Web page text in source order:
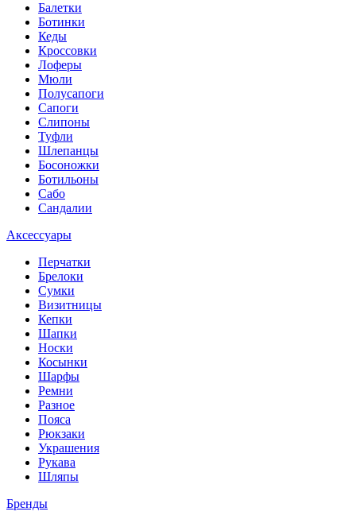
Балетки
Ботинки
Кеды
Кроссовки
Лоферы
Мюли
Полусапоги
Сапоги
Слипоны
Туфли
Шлепанцы
Босоножки
Ботильоны
Сабо
Сандалии
Аксессуары
Перчатки
Брелоки
Сумки
Визитницы
Кепки
Шапки
Носки
Косынки
Шарфы
Ремни
Разное
Пояса
Рюкзаки
Украшения
Рукава
Шляпы
Бренды